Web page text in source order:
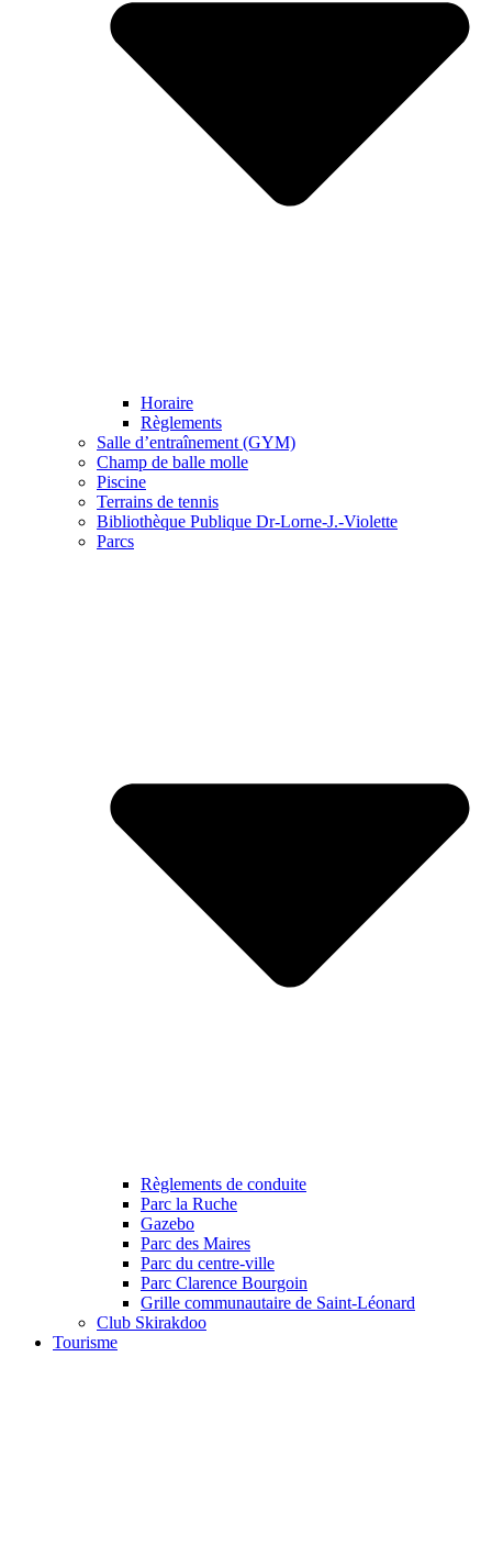
Horaire
Règlements
Salle d’entraînement (GYM)
Champ de balle molle
Piscine
Terrains de tennis
Bibliothèque Publique Dr-Lorne-J.-Violette
Parcs
Règlements de conduite
Parc la Ruche
Gazebo
Parc des Maires
Parc du centre-ville
Parc Clarence Bourgoin
Grille communautaire de Saint-Léonard
Club Skirakdoo
Tourisme